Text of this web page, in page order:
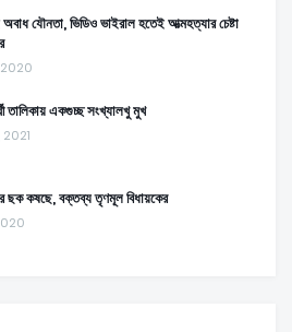
যৌনতা, ভিডিও ভাইরাল হতেই আত্মহত্যার চেষ্টা
তালিকায় একগুচ্ছ সংখ্যালখু মুখ
ছক কষছে, বক্তব্য তৃণমূল বিধায়কের